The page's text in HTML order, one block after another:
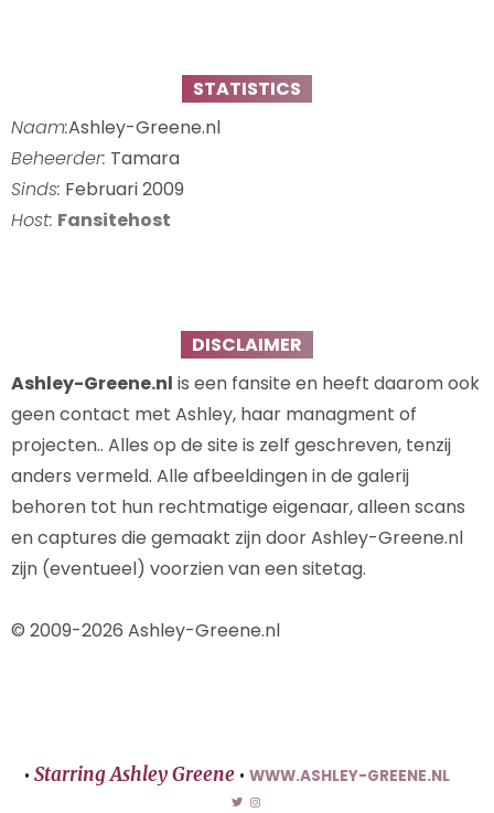
STATISTICS
Naam:Ashley-Greene.nl
Beheerder: Tamara
Sinds: Februari 2009
Host: Fansitehost
DISCLAIMER
Ashley-Greene.nl is een fansite en heeft daarom ook
geen contact met Ashley, haar managment of
projecten.. Alles op de site is zelf geschreven, tenzij
anders vermeld. Alle afbeeldingen in de galerij
behoren tot hun rechtmatige eigenaar, alleen scans
en captures die gemaakt zijn door Ashley-Greene.nl
zijn (eventueel) voorzien van een sitetag.
© 2009-2026 Ashley-Greene.nl
• Starring Ashley Greene • WWW.ASHLEY-GREENE.NL